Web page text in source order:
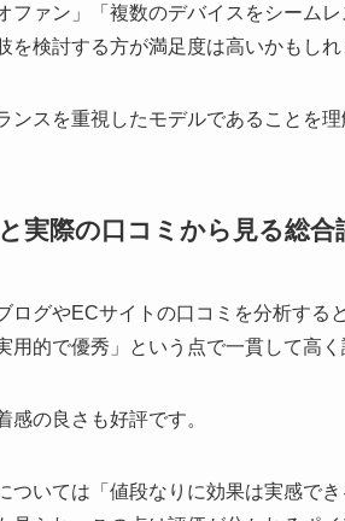
ファン」「複数のデバイスをシーム
を検討する方が満足度は高いかもしれ
ンスを重視したモデルであることを理
実際の口コミから見る総合
ログやECサイトの口コミを分析する
用的で優秀」という点で一貫して高く
感の良さも好評です。
ついては「値段なりに効果は実感で